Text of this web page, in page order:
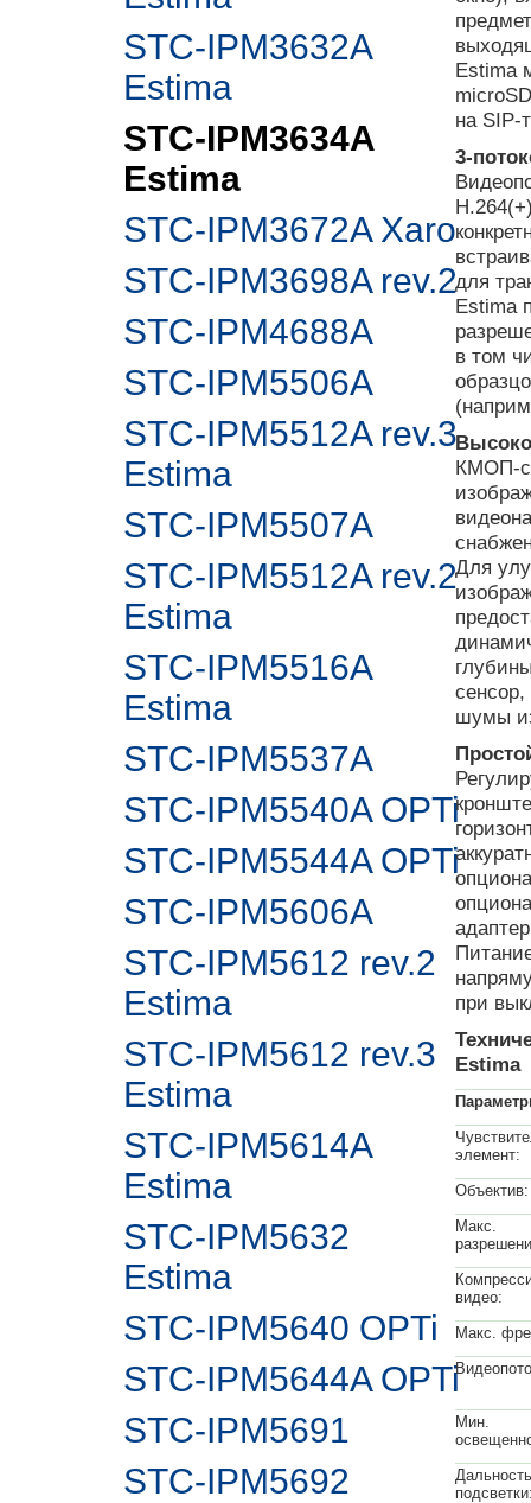
STC-IPM3632A
Estima
STC-IPM3634A
Estima
STC-IPM3672A Xaro
STC-IPM3698A rev.2
STC-IPM4688A
STC-IPM5506A
STC-IPM5512A rev.3
Estima
STC-IPM5507A
STC-IPM5512A rev.2
Estima
STC-IPM5516A
Estima
STC-IPM5537A
STC-IPM5540A OPTi
STC-IPM5544A OPTi
STC-IPM5606A
STC-IPM5612 rev.2
Estima
STC-IPM5612 rev.3
Estima
STC-IPM5614A
Estima
STC-IPM5632
Estima
STC-IPM5640 OPTi
STC-IPM5644A OPTi
STC-IPM5691
STC-IPM5692
Estima
на SIP-
3-
для
Estima
в том
КМОП-
Для
шумы
при
Estima
элемент:
Объектив:
Макс.
видео:
Макс.
Мин.